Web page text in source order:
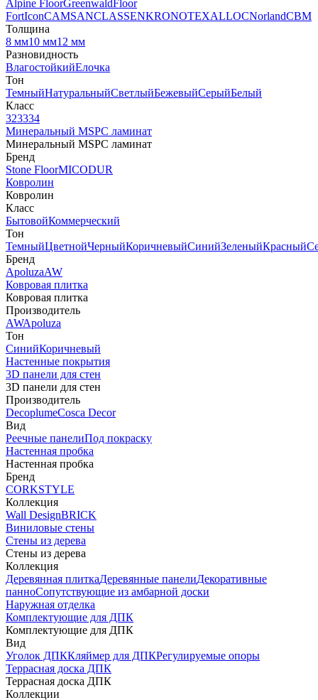
Alpine FloorGreenwaldFloor
FortIconCAMSANCLASSENKRONOTEXALLOCNorlandCBM
Толщина
8 мм10 мм12 мм
Разновидность
ВлагостойкийЕлочка
Тон
ТемныйНатуральныйСветлыйБежевыйСерыйБелый
Класс
323334
Минеральный MSPC ламинат
Минеральный MSPC ламинат
Бренд
Stone FloorMICODUR
Ковролин
Ковролин
Класс
БытовойКоммерческий
Тон
ТемныйЦветнойЧерныйКоричневыйСинийЗеленыйКрасный
Бренд
ApoluzaAW
Ковровая плитка
Ковровая плитка
Производитель
AWApoluza
Тон
СинийКоричневый
Настенные покрытия
3D панели для стен
3D панели для стен
Производитель
DecoplumeCosca Decor
Вид
Реечные панелиПод покраску
Настенная пробка
Настенная пробка
Бренд
CORKSTYLE
Коллекция
Wall DesignBRICK
Виниловые стены
Стены из дерева
Стены из дерева
Коллекция
Деревянная плиткаДеревянные панелиДекоративные
панноСопутствующие из амбарной доски
Наружная отделка
Комплектующие для ДПК
Комплектующие для ДПК
Вид
Уголок ДПККляймер для ДПКРегулируемые опоры
Террасная доска ДПК
Террасная доска ДПК
Коллекции